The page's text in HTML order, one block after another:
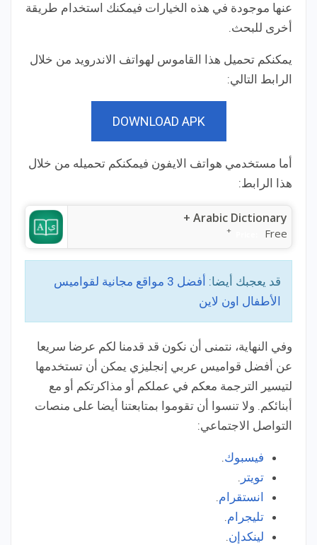
عنها موجودة في هذه الخيارات فيمكنك استخدام طريقة
أخرى للبحث.
يمكنكم تحميل هذا القاموس لهواتف الاندرويد من خلال
الرابط التالي:
DOWNLOAD APK
أما مستخدمي هواتف الايفون فيمكنكم تحميله من خلال
هذا الرابط:
Arabic Dictionary +
Free
+
قد يعجبك أيضا:
أفضل 3 مواقع مجانية لقواميس
الأطفال اون لاين
وفي النهاية، نتمنى أن نكون قد قدمنا لكم عرضا سريعا
عن أفضل قواميس عربي إنجليزي يمكن أن تستخدمها
لتيسير الترجمة معكم في عملكم أو مذاكرتكم أو مع
أبنائكم. ولا تنسوا أن تقوموا بمتابعتنا أيضا على منصات
التواصل الاجتماعي:
فيسبوك.
تويتر .
انستقرام.
تليجرام.
لينكدإن.